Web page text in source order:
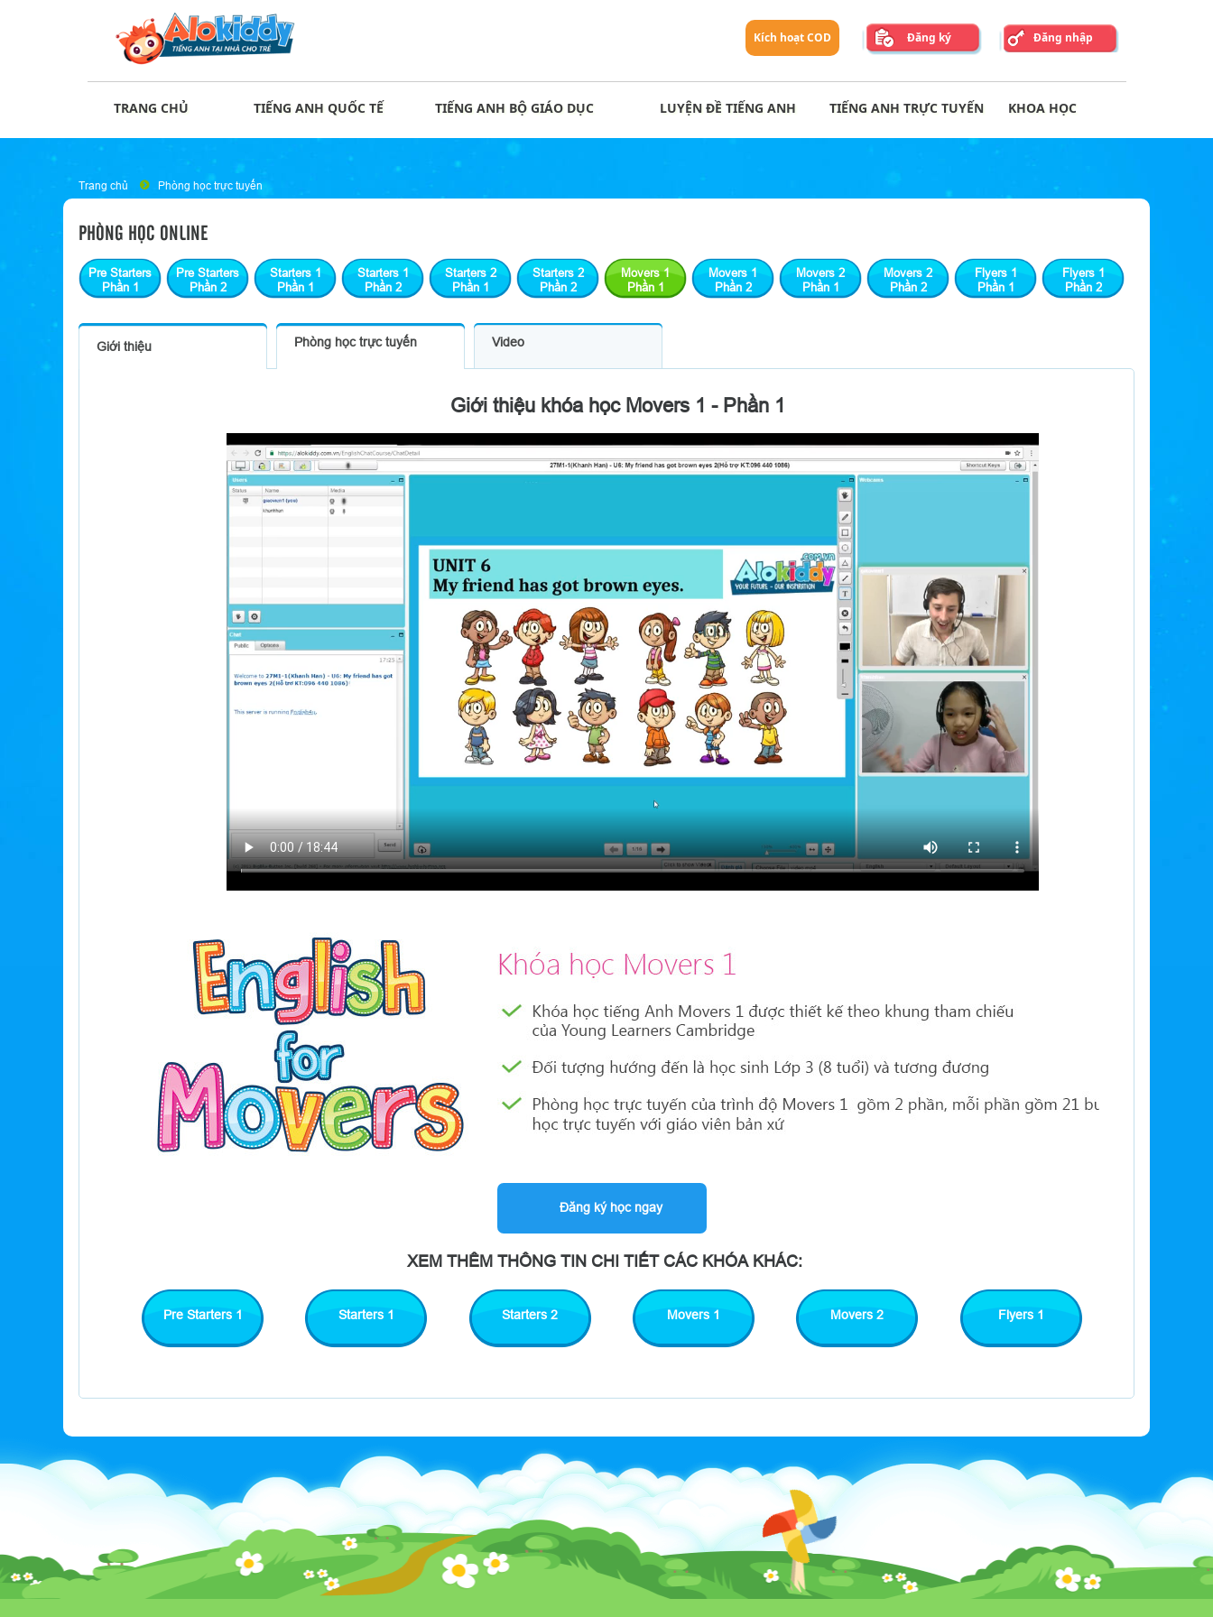
Đăng nhập
Đăng ký
Kích hoạt COD
TRANG CHỦ TIẾNG ANH QUỐC TẾ TIẾNG ANH BỘ GIÁO DỤC LUYỆN ĐỀ TIẾNG ANH TIẾNG ANH TRỰC TUYẾN KHOA HỌC
Trang chủ Phòng học trực tuyến
PHÒNG HỌC ONLINE
Pre Starters
Phần 1
Pre Starters
Phần 2
Starters 1
Phần 1
Starters 1
Phần 2
Starters 2
Phần 1
Starters 2
Phần 2
Movers 1
Phần 1
Movers 1
Phần 2
Movers 2
Phần 1
Movers 2
Phần 2
Flyers 1
Phần 1
Flyers 1
Phần 2
Giới thiệu Phòng học trực tuyến Video
Giới thiệu khóa học Movers 1 - Phần 1
Đăng ký học ngay
XEM THÊM THÔNG TIN CHI TIẾT CÁC KHÓA KHÁC:
Flyers 1
Movers 2
Movers 1
Starters 2
Starters 1
Pre Starters 1